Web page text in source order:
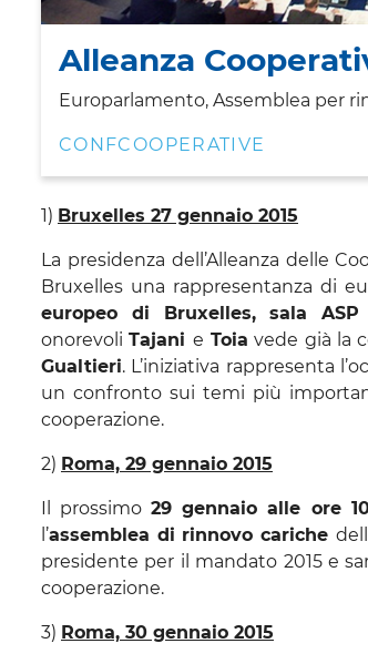
Alleanza
Europarlamento, Assemblea per
CONFCOOPERATIVE
1) Bruxelles 27 gennaio 2015
La presidenza dell’Alleanza delle
Bruxelles una rappresentanza di
europeo di Bruxelles, sala
onorevoliTajani e Toia vede già la
Gualtieri. L’iniziativa rappresenta
un confronto sui temi più
cooperazione.
2) Roma, 29 gennaio 2015
Il prossimo29 gennaio alle ore
l’assemblea di rinnovo cariche
presidente per il mandato 2015 e
cooperazione.
3) Roma, 30 gennaio 2015